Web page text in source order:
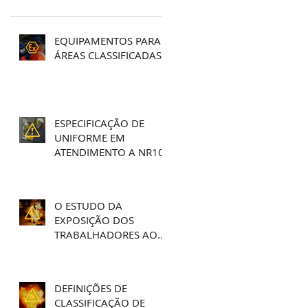
EQUIPAMENTOS PARA
ÁREAS CLASSIFICADAS
ESPECIFICAÇÃO DE
UNIFORME EM
ATENDIMENTO A NR10
O ESTUDO DA
EXPOSIÇÃO DOS
TRABALHADORES AO
DEFINIÇÕES DE
CLASSIFICAÇÃO DE